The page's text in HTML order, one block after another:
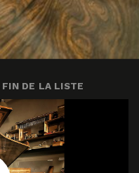
DE LA LISTE